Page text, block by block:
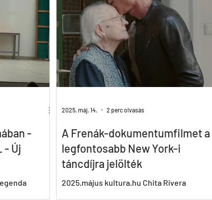
-
- Új
A Frenák-dokumentumfilmet a
legfontosabb New York-i
táncdíjra jelölték
2025.május kultura.hu Chita Rivera
2025. máj. 14. 2 perc olvasás